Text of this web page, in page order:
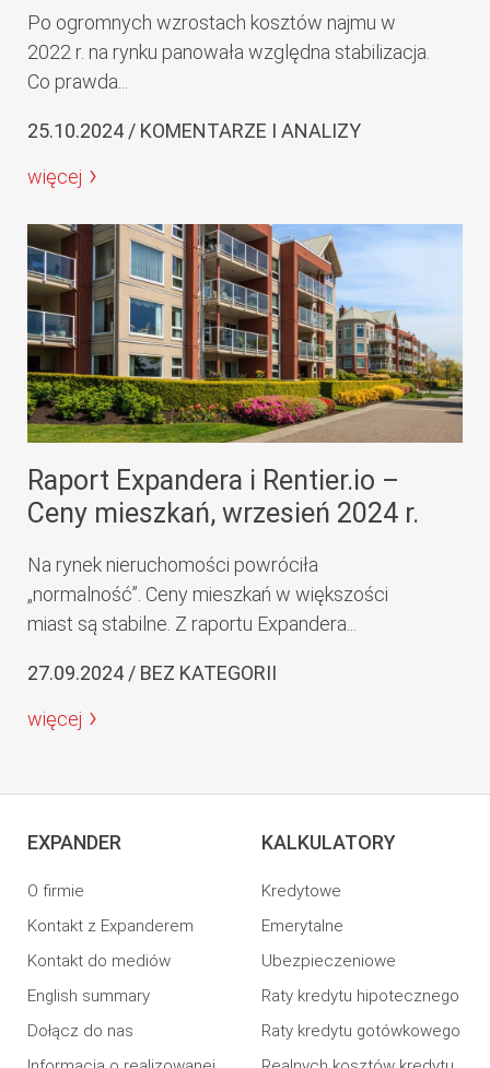
Po ogromnych wzrostach kosztów najmu w
2022 r. na rynku panowała względna stabilizacja.
Co prawda...
25.10.2024 / KOMENTARZE I ANALIZY
więcej
Raport Expandera i Rentier.io –
Ceny mieszkań, wrzesień 2024 r.
Na rynek nieruchomości powróciła
„normalność”. Ceny mieszkań w większości
miast są stabilne. Z raportu Expandera...
27.09.2024 / BEZ KATEGORII
więcej
EXPANDER
O firmie
Kontakt z Expanderem
Kontakt do mediów
English summary
Dołącz do nas
KALKULATORY
Kredytowe
Emerytalne
Ubezpieczeniowe
Raty kredytu hipotecznego
Raty kredytu gotówkowego